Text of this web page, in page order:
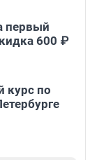
первый
600 ₽
курс по